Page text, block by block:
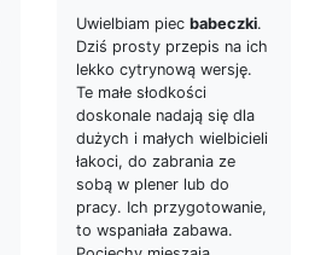
Uwielbiam piec babeczki.
Dziś prosty przepis na ich
lekko cytrynową wersję.
Te małe słodkości
doskonale nadają się dla
dużych i małych wielbicieli
łakoci, do zabrania ze
sobą w plener lub do
pracy. Ich przygotowanie,
to wspaniała zabawa.